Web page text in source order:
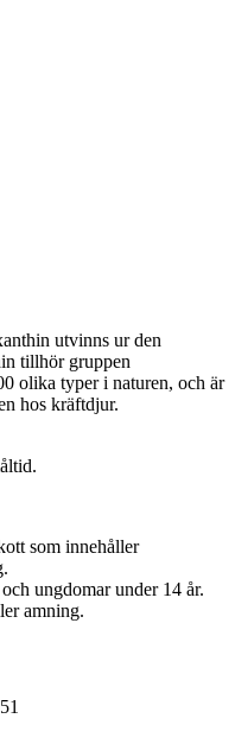
utvinns ur den
tillhör gruppen
olika typer i naturen, och är
hos kräftdjur.
som innehåller
ungdomar under 14 år.
amning.